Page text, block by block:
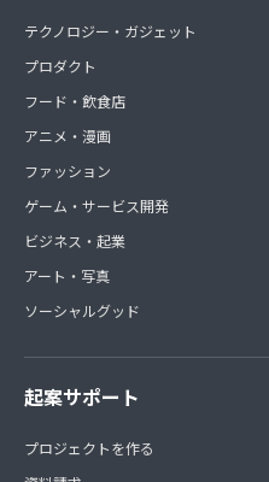
テクノロジー・ガジェット
プロダクト
フード・飲食店
アニメ・漫画
ファッション
ゲーム・サービス開発
ビジネス・起業
アート・写真
ソーシャルグッド
起案サポート
プロジェクトを作る